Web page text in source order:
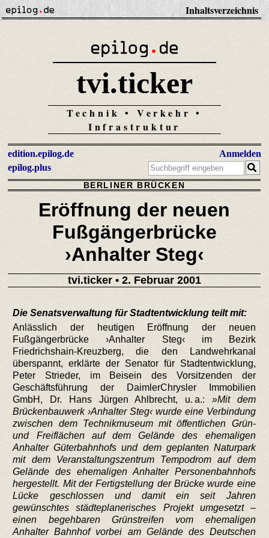
Inhaltsverzeichnis
tvi.ticker
Technik • Verkehr •
Infrastruktur
edition.epilog.de
epilog.plus
Anmelden
BERLINER BRÜCKEN
Eröffnung der neuen
Fußgängerbrücke
›Anhalter Steg‹
tvi.ticker• 2. Februar 2001
Die Senatsverwaltung für Stadtentwicklung teilt mit:
Anlässlich der heutigen Eröffnung der neuen
Fußgängerbrücke ›Anhalter Steg‹ im Bezirk
Friedrichshain-Kreuzberg, die den Landwehrkanal
überspannt, erklärte der Senator für Stadtentwicklung,
Peter Strieder, im Beisein des Vorsitzenden der
Geschäftsführung der DaimlerChrysler Immobilien
GmbH, Dr. Hans Jürgen Ahlbrecht, u. a.:
Mit dem
Brückenbauwerk ›Anhalter Steg‹ wurde eine Verbindung
zwischen dem Technikmuseum mit öffentlichen Grün-
und Freiflächen auf dem Gelände des ehemaligen
Anhalter Güterbahnhofs und dem geplanten Naturpark
mit dem Veranstaltungszentrum Tempodrom auf dem
Gelände des ehemaligen Anhalter Personenbahnhofs
hergestellt. Mit der Fertigstellung der Brücke wurde eine
Lücke geschlossen und damit ein seit Jahren
gewünschtes städteplanerisches Projekt umgesetzt –
einen begehbaren Grünstreifen vom ehemaligen
Anhalter Bahnhof vorbei am Gelände des Deutschen